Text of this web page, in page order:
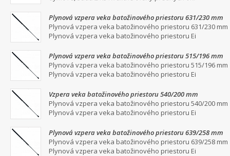
Plynová vzpera veka batožinového priestoru 631/230 mm
Plynová vzpera veka batožinového priestoru 631/230 mm
Plynová vzpera veka batožinového priestoru Ei
Plynová vzpera veka batožinového priestoru 515/196 mm
Plynová vzpera veka batožinového priestoru 515/196 mm
Plynová vzpera veka batožinového priestoru Ei
Vzpera veka batožinového priestoru 540/200 mm
Plynová vzpera veka batožinového priestoru 540/200 mm
Plynová vzpera veka batožinového priestoru Ei
Plynová vzpera veka batožinového priestoru 639/258 mm
Plynová vzpera veka batožinového priestoru 639/258 mm
Plynová vzpera veka batožinového priestoru Ei